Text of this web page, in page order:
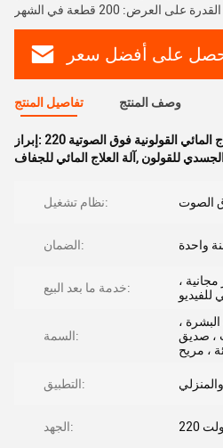
القدرة على العرض: 200 قطعة في الشهر
على أفضل سعر
تفاصيل المنتج وصف المنتج
إبراز:
آلة العلاج المائي للجفاف , للقولون
نظام تشغيل: الصوت
الضمان: واحدة
خدمة ما بعد البيع:
،
للفيديو
السمة:
،
، صديق
، مريح
التطبيق:
الجهد: